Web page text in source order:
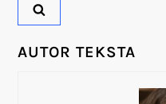
n
j
AUTOR TEKSTA